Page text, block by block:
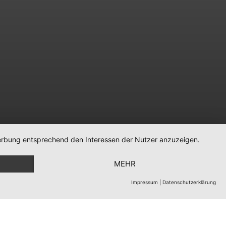
entsprechend den Interessen der Nutzer anzuzeigen.
MEHR
Impressum Datenschutzerklärung